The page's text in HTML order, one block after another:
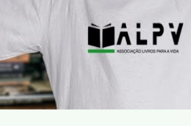
despertar do amor pela leitura